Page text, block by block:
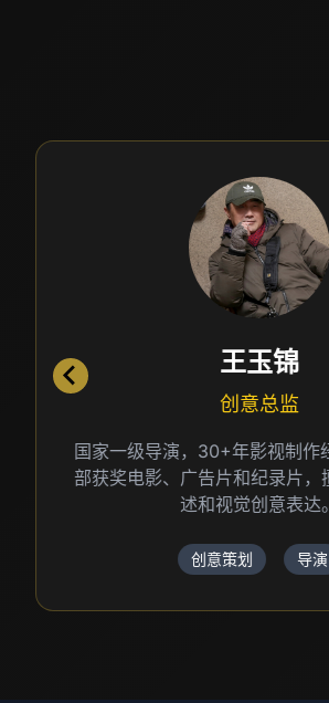
王玉锦
创意总监
国家一级导演，30+年影视制作
部获奖电影、广告片和纪录片，
述和视觉创意表达。
创意策划 导演